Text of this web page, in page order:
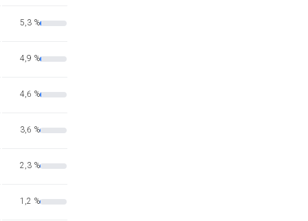
5,3 %
4,9 %
4,6 %
3,6 %
2,3 %
1,2 %